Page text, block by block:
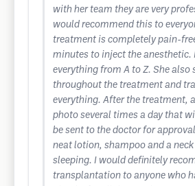
with her team they are very
would recommend this to
treatment is completely pain-
minutes to inject the anesthetic.
everything from A to Z. She also
throughout the treatment and
everything. After the treatment,
photo several times a day that
be sent to the doctor for
neat lotion, shampoo and a
sleeping. I would definitely
transplantation to anyone who